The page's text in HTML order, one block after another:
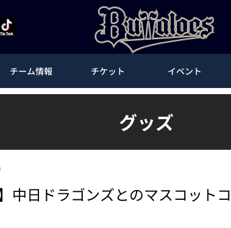
チーム情報 チケット イベント
グッズ
中日ドラゴンズとのマスコット